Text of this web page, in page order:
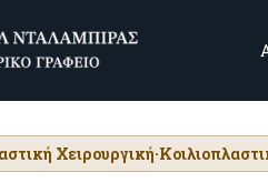
Χειρουργική·